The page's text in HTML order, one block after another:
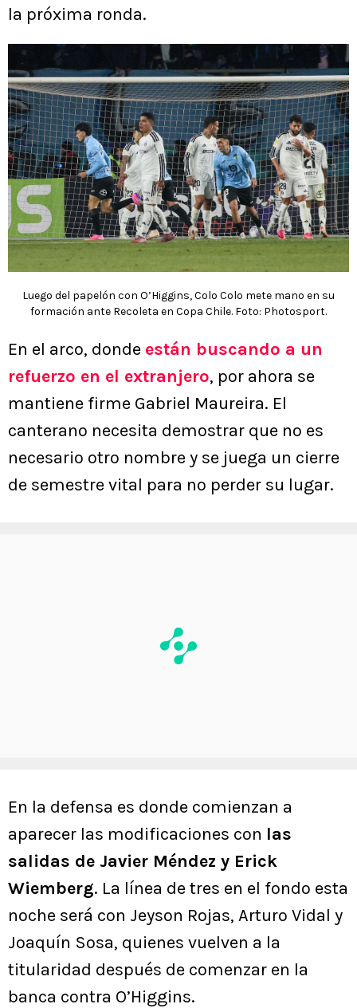
la próxima ronda.
Luego del papelón con O’Higgins, Colo Colo mete mano en su
formación ante Recoleta en Copa Chile. Foto: Photosport.
En el arco, donde están buscando a un
refuerzo en el extranjero, por ahora se
mantiene firme Gabriel Maureira. El
canterano necesita demostrar que no es
necesario otro nombre y se juega un cierre
de semestre vital para no perder su lugar.
En la defensa es donde comienzan a
aparecer las modificaciones con las
salidas de Javier Méndez y Erick
Wiemberg. La línea de tres en el fondo esta
noche será con Jeyson Rojas, Arturo Vidal y
Joaquín Sosa, quienes vuelven a la
titularidad después de comenzar en la
banca contra O’Higgins.